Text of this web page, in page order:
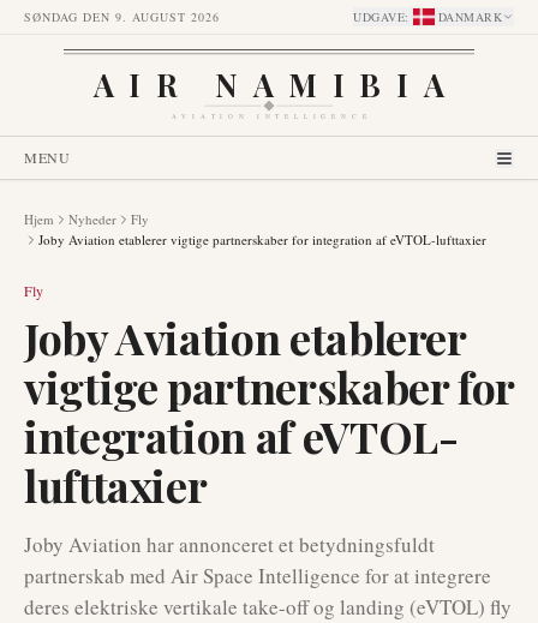
SØNDAG DEN 9. AUGUST 2026 UDGAVE: DANMARK
AIR NAMIBIA
AVIATION INTELLIGENCE
MENU
Hjem Nyheder
Fly
Joby Aviation etablerer vigtige partnerskaber for integration af eVTOL-lufttaxier
Fly
Joby Aviation etablerer
vigtige partnerskaber for
integration af eVTOL-
lufttaxier
Joby Aviation har annonceret et betydningsfuldt
partnerskab med Air Space Intelligence for at integrere
deres elektriske vertikale take-off og landing (eVTOL) fly